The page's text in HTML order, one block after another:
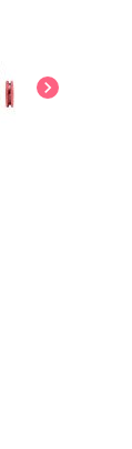
chevron_right